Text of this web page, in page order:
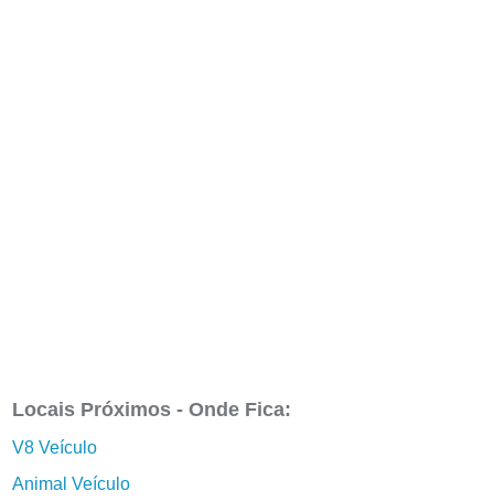
Locais Próximos - Onde Fica:
V8 Veículo
Animal Veículo